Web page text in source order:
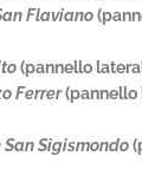
Flaviano
(pannello
Ferrer(pannello
Sigismondo